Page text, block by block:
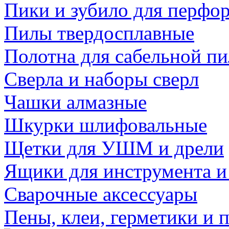
Пики и зубило для
Пилы твердосплавные
Полотна для сабельной
Сверла и наборы сверл
Чашки алмазные
Шкурки шлифовальные
Щетки для УШМ и дрели
Ящики для инструмента
Сварочные аксессуары
Пены, клеи, герметики и